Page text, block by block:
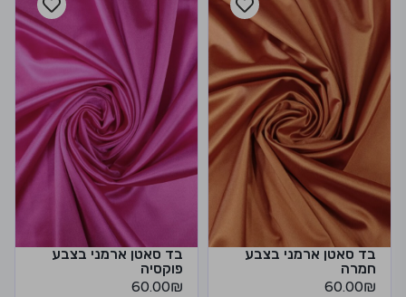
בד סאטן ארמני בצבע
חמרה
60.00₪
בד סאטן ארמני בצבע
פוקסיה
60.00₪